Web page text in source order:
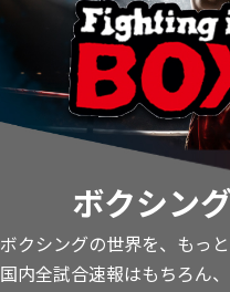
ボクシン
ボクシングの世界を、もっと
国内全試合速報はもちろん